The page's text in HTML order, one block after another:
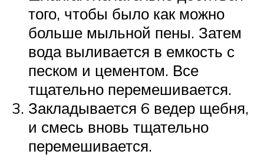
того, чтобы было как можно
больше мыльной пены. Затем
вода выливается в емкость с
песком и цементом. Все
тщательно перемешивается.
Закладывается 6 ведер щебня,
и смесь вновь тщательно
перемешивается.